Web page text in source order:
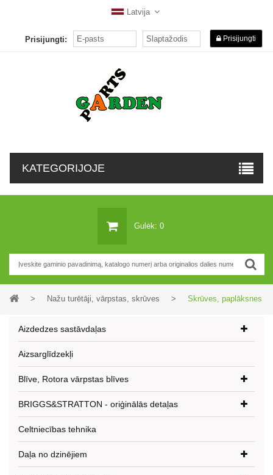
Latvija
Prisijungti: Prisijungti
KATEGORIJOJE
Gulėk: 0
> Nažu turētāji, vārpstas, skrūves > Skrūves, paplāksnes
Aizdedzes sastāvdaļas
Aizsarglīdzekļi
Blīve, Rotora vārpstas blīves
BRIGGS&STRATTON - oriģinālās detaļas
Celtniecības tehnika
Daļa no dzinējiem